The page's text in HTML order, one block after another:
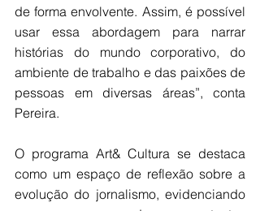
de forma envolvente. Assim, é possível
usar essa abordagem para narrar
histórias do mundo corporativo, do
ambiente de trabalho e das paixões de
pessoas em diversas áreas”, conta
Pereira.
O programa Art& Cultura se destaca
como um espaço de reflexão sobre a
evolução do jornalismo, evidenciando